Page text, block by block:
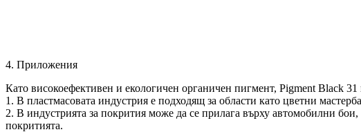
4. Приложения
Като високоефективен и екологичен органичен пигмент, Pigment Black
1. В пластмасовата индустрия е подходящ за области като цветни
2. В индустрията за покрития може да се прилага върху автомобилни
покритията.